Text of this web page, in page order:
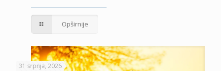
Opširnije
31 srpnja, 2026